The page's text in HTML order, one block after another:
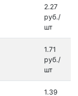
2.27
руб./
шт
1.71
руб./
шт
1.39